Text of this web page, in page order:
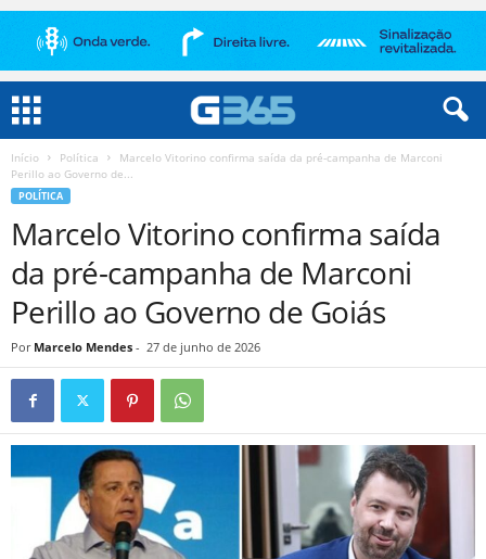
Início Política
Marcelo Vitorino confirma saída da pré-campanha de Marconi
Perillo ao Governo de...
POLÍTICA
Marcelo Vitorino confirma saída
da pré-campanha de Marconi
Perillo ao Governo de Goiás
Por Marcelo Mendes - 27 de junho de 2026